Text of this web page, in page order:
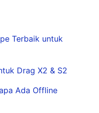
Terbaik untuk
Drag X2 & S2
Ada Offline